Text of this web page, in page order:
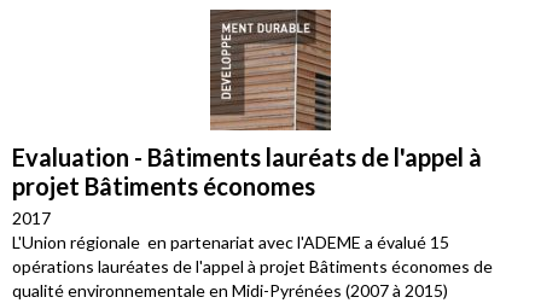
Evaluation - Bâtiments lauréats de l'appel à
projet Bâtiments économes
2017
L'Union régionale en partenariat avec l'ADEME a évalué 15
opérations lauréates de l'appel à projet Bâtiments économes de
qualité environnementale en Midi-Pyrénées (2007 à 2015)